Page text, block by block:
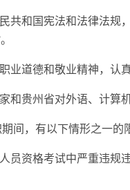
共和国宪法和法律法规
业道德和敬业精神，认
和贵州省对外语、计算
间，有以下情形之一的
员资格考试中严重违规